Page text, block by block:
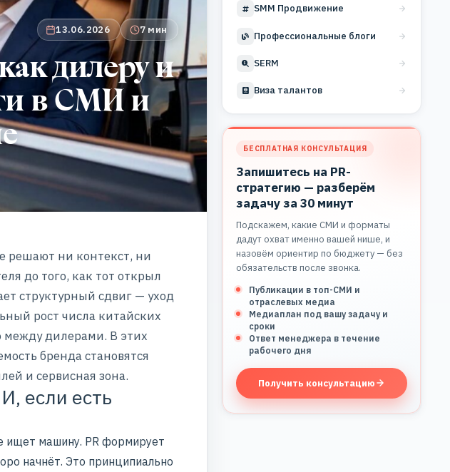
13.06.2026 7 мин
дилеру и
в СМИ и
решают ни контекст, ни
до того, как тот открыл
структурный сдвиг — уход
рост числа китайских
между дилерами. В этих
бренда становятся
и сервисная зона.
если есть
ищет машину. PR формирует
начнёт. Это принципиально
SMM Продвижение
Профессиональные блоги
SERM
Виза талантов
БЕСПЛАТНАЯ КОНСУЛЬТАЦИЯ
Запишитесь на PR-
стратегию — разберём
задачу за 30 минут
Подскажем, какие СМИ и форматы
дадут охват именно вашей нише, и
назовём ориентир по бюджету — без
обязательств после звонка.
Публикации в топ-СМИ и
отраслевых медиа
Медиаплан под вашу задачу и
сроки
Ответ менеджера в течение
рабочего дня
Получить консультацию